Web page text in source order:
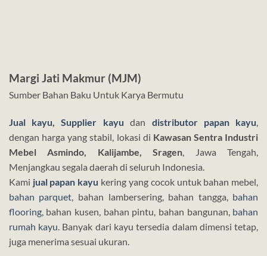
Margi Jati Makmur (MJM)
Sumber Bahan Baku Untuk Karya Bermutu
Jual kayu,Supplier kayudan distributor papan kayu,
dengan harga yang stabil, lokasi di Kawasan Sentra Industri
Mebel Asmindo, Kalijambe, Sragen, Jawa Tengah,
Menjangkau segala daerah di seluruh Indonesia.
Kami jual papan kayu kering yang cocok untuk bahan mebel,
bahan parquet, bahan lambersering, bahan tangga, bahan
flooring, bahan kusen, bahan pintu, bahan bangunan, bahan
rumah kayu. Banyak dari kayu tersedia dalam dimensi tetap,
juga menerima sesuai ukuran.